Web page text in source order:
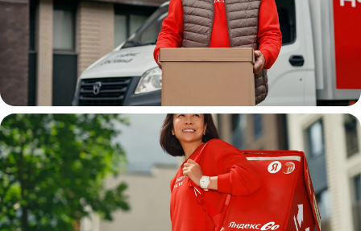
Водитель
грузовой машины